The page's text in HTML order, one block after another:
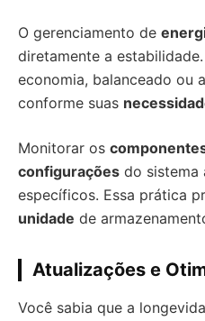
O gerenciamento de
diretamente a
economia, balanceado ou
conforme suas
Monitorar os
configurações do sistema
específicos. Essa prática
unidade de
Atualizações e
Você sabia que a